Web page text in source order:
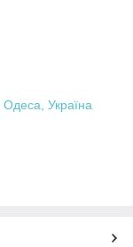
Одеса, Україна